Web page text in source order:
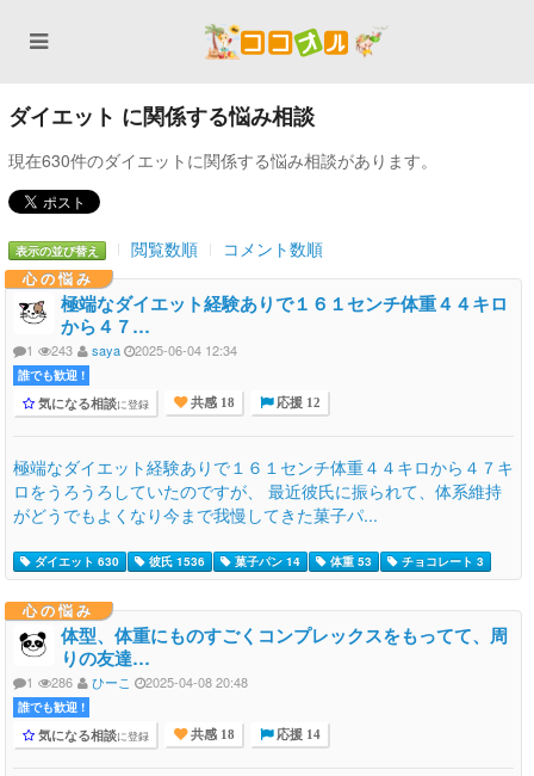
ダイエット に関係する悩み相談
現在630件のダイエットに関係する悩み相談があります。
表示の並び替え 閲覧数順 コメント数順
心の悩み
極端なダイエット経験ありで１６１センチ体重４４キロ
から４７…
1 243 saya 2025-06-04 12:34
誰でも歓迎 !
気になる相談に登録 共感 18 応援 12
極端なダイエット経験ありで１６１センチ体重４４キロから４７キ
ロをうろうろしていたのですが、 最近彼氏に振られて、体系維持
がどうでもよくなり今まで我慢してきた菓子パ...
ダイエット 630 彼氏 1536 菓子パン 14 体重 53 チョコレート 3
心の悩み
体型、体重にものすごくコンプレックスをもってて、周
りの友達…
1 286 ひーこ 2025-04-08 20:48
誰でも歓迎 !
気になる相談に登録 共感 18 応援 14